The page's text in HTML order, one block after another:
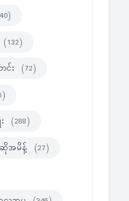
(132)
း (72)
(288)
အမိန့် (27)